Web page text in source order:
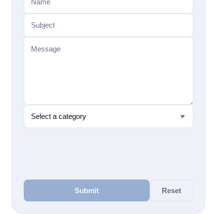
Category
Submit Reset